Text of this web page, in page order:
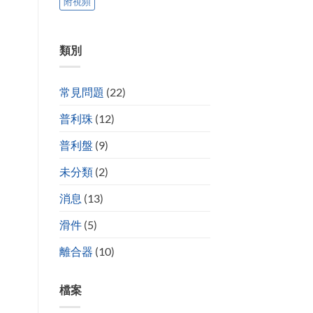
類別
常見問題 (22)
普利珠 (12)
普利盤 (9)
未分類(2)
消息 (13)
滑件(5)
離合器 (10)
檔案